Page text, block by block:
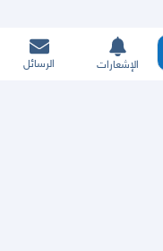
الإشعارات الرسائل